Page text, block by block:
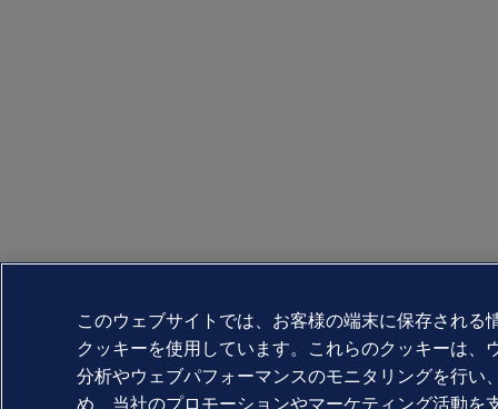
このウェブサイトでは、お客様の端末に保存される
クッキーを使用しています。これらのクッキーは、
分析やウェブパフォーマンスのモニタリングを行い
め、当社のプロモーションやマーケティング活動を